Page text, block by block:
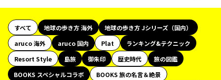
すべて 地球の歩き方 海外
地球の歩き方 Jシリーズ（国内）
aruco 海外
aruco 国内 Plat
ランキング&テクニック
Resort Style
島旅 御朱印 歴史時代
旅の図鑑
BOOKS スペシャルコラボ
BOOKS 旅の名言＆絶景